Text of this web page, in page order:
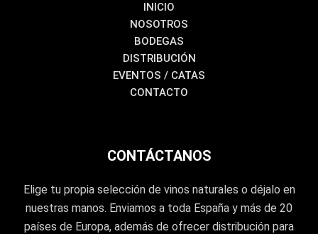
INICIO
NOSOTROS
BODEGAS
DISTRIBUCIÓN
EVENTOS / CATAS
CONTACTO
CONTÁCTANOS
Elige tu propia selección de vinos naturales o déjalo en
nuestras manos. Enviamos a toda España y más de 20
países de Europa, además de ofrecer distribución para